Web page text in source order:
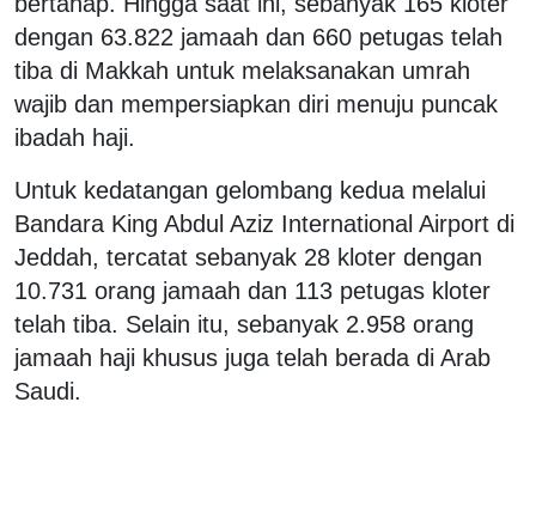
dengan 63.822 jamaah dan 660 petugas telah
tiba di Makkah untuk melaksanakan umrah
wajib dan mempersiapkan diri menuju puncak
ibadah haji.
Untuk kedatangan gelombang kedua melalui
Bandara King Abdul Aziz International Airport di
Jeddah, tercatat sebanyak 28 kloter dengan
10.731 orang jamaah dan 113 petugas kloter
telah tiba. Selain itu, sebanyak 2.958 orang
jamaah haji khusus juga telah berada di Arab
Saudi.